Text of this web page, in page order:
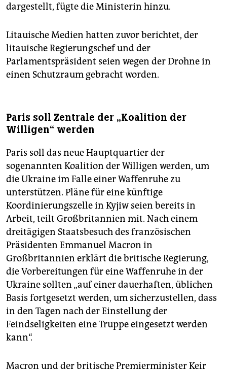
dargestellt, fügte die Ministerin hinzu.
Litauische Medien hatten zuvor berichtet, der
litauische Regierungschef und der
Parlamentspräsident seien wegen der Drohne in
einen Schutzraum gebracht worden.
Paris soll Zentrale der „Koalition der
Willigen“ werden
Paris soll das neue Hauptquartier der
sogenannten Koalition der Willigen werden, um
die Ukraine im Falle einer Waffenruhe zu
unterstützen. Pläne für eine künftige
Koordinierungszelle in Kyjiw seien bereits in
Arbeit, teilt Großbritannien mit. Nach einem
dreitägigen Staatsbesuch des französischen
Präsidenten Emmanuel Macron in
Großbritannien erklärt die britische Regierung,
die Vorbereitungen für eine Waffenruhe in der
Ukraine sollten „auf einer dauerhaften, üblichen
Basis fortgesetzt werden, um sicherzustellen, dass
in den Tagen nach der Einstellung der
Feindseligkeiten eine Truppe eingesetzt werden
kann“.
Macron und der britische Premierminister Keir